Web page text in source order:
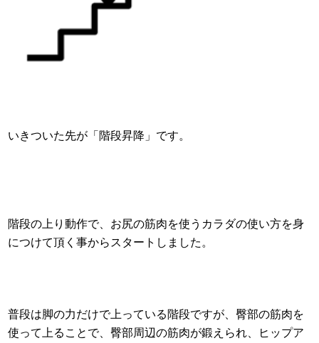
いきついた先が「階段昇降」です。
階段の上り動作で、お尻の筋肉を使うカラダの使い方を身
につけて頂く事からスタートしました。
普段は脚の力だけで上っている階段ですが、臀部の筋肉を
使って上ることで、臀部周辺の筋肉が鍛えられ、ヒップア